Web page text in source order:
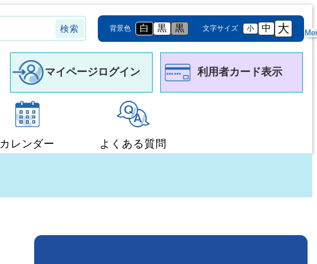
背景色 白 黒 黒 文字サイズ 小 中 大
マイページログイン 利用者カード表示
カレンダー よくある質問